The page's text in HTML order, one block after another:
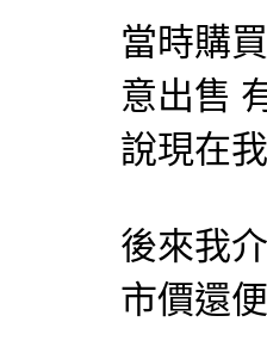
當時購
意出售
說現在
後來我
市價還